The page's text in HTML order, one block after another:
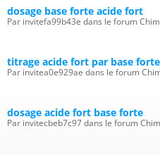
dosage base forte acide fort
Par invitefa99b43e dans le forum
titrage acide fort par base forte
Par invitea0e929ae dans le forum
dosage acide fort base forte
Par invitecbeb7c97 dans le forum